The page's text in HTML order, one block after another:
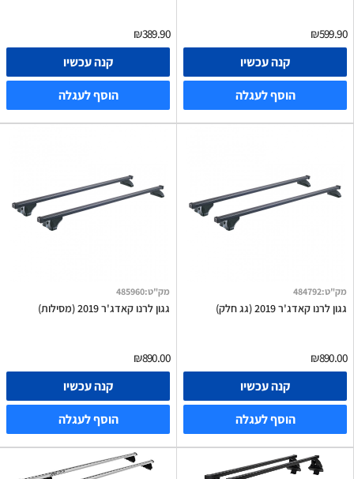
₪599.90
קנה עכשיו
הוסף לעגלה
₪389.90
קנה עכשיו
הוסף לעגלה
מק"ט:
484792
גגון לרנו קאדג'ר 2019 (גג חלק)
₪890.00
קנה עכשיו
הוסף לעגלה
מק"ט:
485960
גגון לרנו קאדג'ר 2019 (מסילות)
₪890.00
קנה עכשיו
הוסף לעגלה